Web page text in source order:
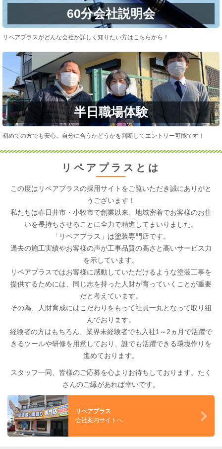
60分会社説明会
リペアプラスがどんな会社か詳しく知りたい方はこちらから！
半日職場体験
初めての方でも安心。自分に合うかどうかを判断してエントリー可能です！
リペアプラスとは
この度はリペアプラスの採用サイトをご覧いただき誠にありがと
うございます！
私たちは春日井市・小牧市で創業以来、地域密着でお客様のお住
いを長持ちさせることに全力で精進してまいりました。
「リペアプラス」は塗装専門店です。
過去の施工実績やお客様の声が工事品質の高さと高いサービス力
を示しています。
リペアプラスではお客様に感動していただけるような塗装工事を
提供するためには、同じ志を持った人財が育っていくことが重要
だと考えています。
その為、人財育成にはこだわりをもって社員一丸となって取り組
んでおります。
経験者の方はもちろん、業界未経験者でも入社1～2ヵ月で活躍で
きるツールや研修を用意しており、誰でも活躍できる環境作りを
進めております。
スタッフ一同、皆様のご応募を心よりお待ちしております。たく
さんのご縁があれば幸いです。
リペアプラス
会社案内サイトへ